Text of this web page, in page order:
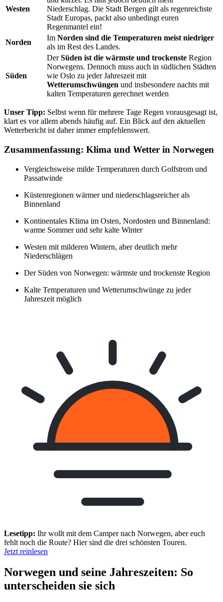
Westen
Niederschlag. Die Stadt Bergen gilt als regenreichste
Stadt Europas, packt also unbedingt euren
Regenmantel ein!
Norden
Im Norden sind die Temperaturen meist niedriger
als im Rest des Landes.
Süden
DerSüden ist die wärmste und trockenste Region
Norwegens. Dennoch muss auch in südlichen Städten
wie Oslo zu jeder Jahreszeit mit
Wetterumschwüngen und insbesondere nachts mit
kalten Temperaturen gerechnet werden
Unser Tipp: Selbst wenn für mehrere Tage Regen vorausgesagt ist,
klart es vor allem abends häufig auf. Ein Blick auf den aktuellen
Wetterbericht ist daher immer empfehlenswert.
Zusammenfassung: Klima und Wetter in Norwegen
Vergleichsweise milde Temperaturen durch Golfstrom und
Passatwinde
Küstenregionen wärmer und niederschlagsreicher als
Binnenland
Kontinentales Klima im Osten, Nordosten und Binnenland:
warme Sommer und sehr kalte Winter
Westen mit milderen Wintern, aber deutlich mehr
Niederschlägen
Der Süden von Norwegen: wärmste und trockenste Region
Kalte Temperaturen und Wetterumschwünge zu jeder
Jahreszeit möglich
Lesetipp: Ihr wollt mit dem Camper nach Norwegen, aber euch
fehlt noch die Route? Hier sind die drei schönsten Touren.
Jetzt reinlesen
Norwegen und seine Jahreszeiten: So
unterscheiden sie sich